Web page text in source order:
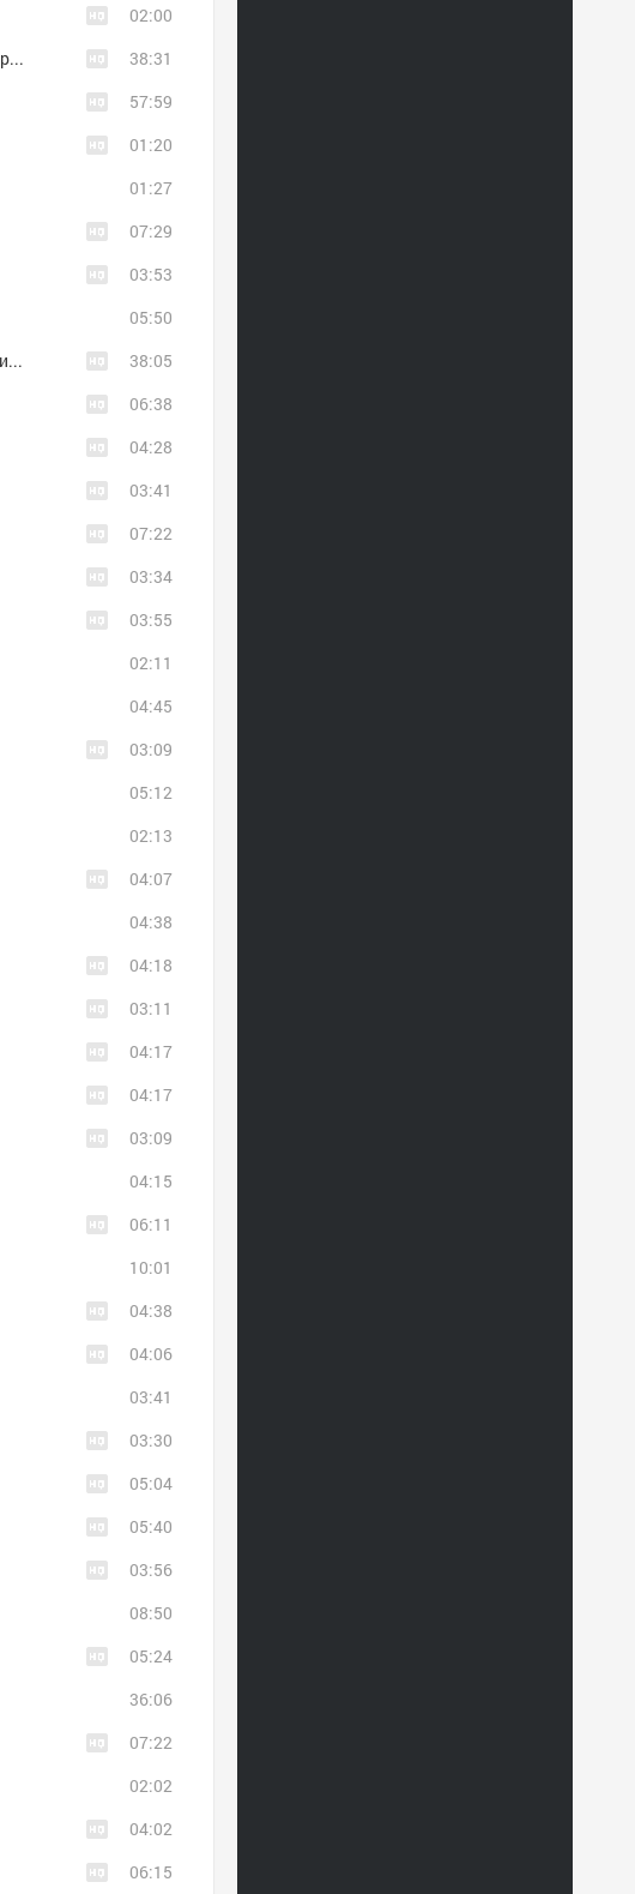
02:00
Мужской хор под управлением Александра Бордака
38:31
57:59
01:20
01:27
07:29
03:53
05:50
Диакон Сергий Керко, муж. вок. квартет студии "Феофания"
38:05
06:38
04:28
03:41
07:22
03:34
03:55
02:11
04:45
03:09
05:12
02:13
04:07
04:38
04:18
03:11
04:17
04:17
03:09
04:15
06:11
10:01
04:38
04:06
03:41
03:30
05:04
05:40
03:56
08:50
05:24
36:06
07:22
02:02
04:02
06:15